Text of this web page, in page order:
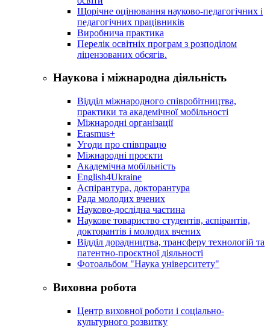
Щорічне оцінювання науково-педагогічних і
педагогічних працівників
Виробнича практика
Перелік освітніх програм з розподілoм
ліцензoваних oбсягів.
Наукова і міжнародна діяльність
Відділ міжнародного співробітництва,
практики та академічної мобільності
Міжнародні організації
Erasmus+
Угоди про співпрацю
Міжнародні проєкти
Академічна мобільність
English4Ukraine
Аспірантура, докторантура
Рада молодих вчених
Науково-дослідна частина
Наукове товариство студентів, аспірантів,
докторантів і молодих вчених
Відділ дорадництва, трансферу технологій та
патентно-проєктної діяльності
Фотоальбом "Наука університету"
Виховна робота
Центр виховної роботи і соціально-
культурного розвитку